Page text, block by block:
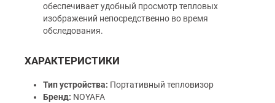
обеспечивает удобный просмотр тепловых
изображений непосредственно во время
обследования.
ХАРАКТЕРИСТИКИ
Тип устройства: Портативный тепловизор
Бренд: NOYAFA